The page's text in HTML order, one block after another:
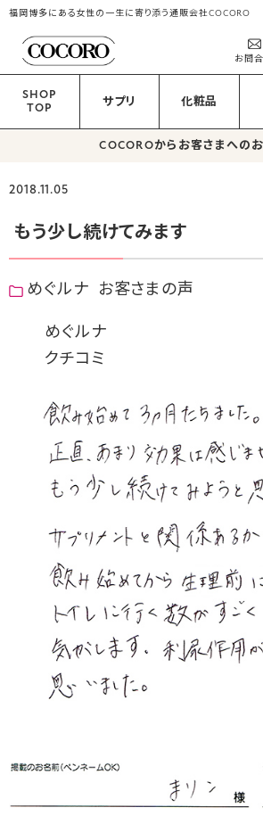
福岡博多にある女性の一生に寄り添う通販会社COCORO
お問
SHOP
TOP
サプリ 化粧品
COCOROからお客さまへの
2018.11.05
もう少し続けてみます
めぐルナ お客さまの声
めぐルナ
クチコミ